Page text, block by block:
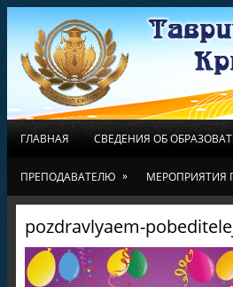
ГЛАВНАЯ СВЕДЕНИЯ ОБ
ПРЕПОДАВАТЕЛЮ » МЕРОПРИЯТИЯ
pozdravlyaem-